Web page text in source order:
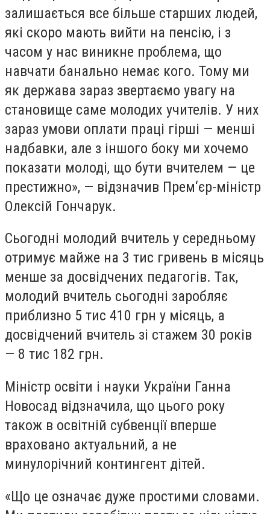
залишається все більше старших людей,
які скоро мають вийти на пенсію, і з
часом у нас виникне проблема, що
навчати банально немає кого. Тому ми
як держава зараз звертаємо увагу на
становище саме молодих учителів. У них
зараз умови оплати праці гірші — менші
надбавки, але з іншого боку ми хочемо
показати молоді, що бути вчителем — це
престижно», — відзначив Прем‘єр-міністр
Олексій Гончарук.
Сьогодні молодий вчитель у середньому
отримує майже на 3 тис гривень в місяць
менше за досвідчених педагогів. Так,
молодий вчитель сьогодні заробляє
приблизно 5 тис 410 грн у місяць, а
досвідчений вчитель зі стажем 30 років
— 8 тис 182 грн.
Міністр освіти і науки України Ганна
Новосад відзначила, що цього року
також в освітній субвенції вперше
враховано актуальний, а не
минулорічний контингент дітей.
«Що це означає дуже простими словами.